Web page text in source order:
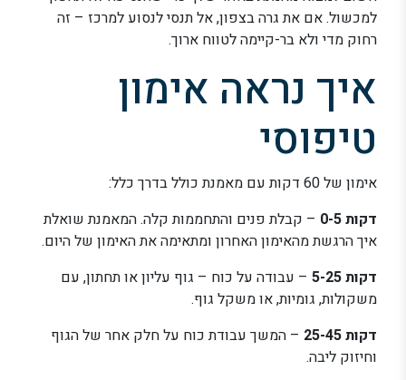
למכשול. אם את גרה בצפון, אל תנסי לנסוע למרכז – זה
רחוק מדי ולא בר-קיימה לטווח ארוך.
איך נראה אימון
טיפוסי
אימון של 60 דקות עם מאמנת כולל בדרך כלל:
דקות 0-5
– קבלת פנים והתחממות קלה. המאמנת שואלת
איך הרגשת מהאימון האחרון ומתאימה את האימון של היום.
דקות 5-25
– עבודה על כוח – גוף עליון או תחתון, עם
משקולות, גומיות, או משקל גוף.
דקות 25-45
– המשך עבודת כוח על חלק אחר של הגוף
וחיזוק ליבה.